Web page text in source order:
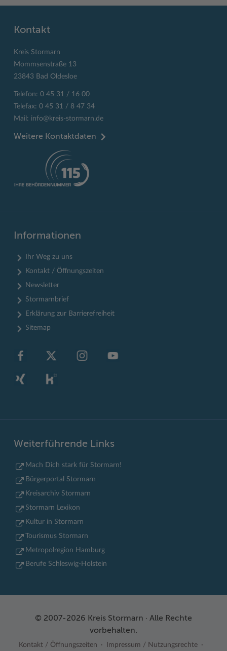
Kontakt
Kreis Stormarn
Mommsenstraße 13
23843 Bad Oldesloe
Telefon: 0 45 31 / 16 00
Telefax: 0 45 31 / 8 47 34
Mail: info@kreis-stormarn.de
Weitere Kontaktdaten
Informationen
Ihr Weg zu uns
Kontakt / Öffnungszeiten
Newsletter
Stormarnbrief
Erklärung zur Barrierefreiheit
Sitemap
Weiterführende Links
Mach Dich stark für Stormarn!
Bürgerportal Stormarn
Kreisarchiv Stormarn
Stormarn Lexikon
Kultur in Stormarn
Tourismus Stormarn
Metropolregion Hamburg
Berufe Schleswig-Holstein
© 2007-2026 Kreis Stormarn · Alle Rechte
vorbehalten.
Kontakt / Öffnungszeiten Impressum / Nutzungsrechte